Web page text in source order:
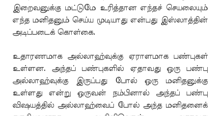
இறைவனுக்கு மட்டுமே உரித்தான எந்தச் செயலையும்
எந்த மனிதனும் செய்ய முடியாது என்பது இஸ்லாத்தின்
அடிப்படைக் கொள்கை.
உதாரணமாக அல்லாஹ்வுக்கு ஏராளமாக பண்புகள்
உள்ளன. அந்தப் பண்புகளில் ஏதாவது ஒரு பண்பு
அல்லாஹ்வுக்கு இருப்பது போல் ஒரு மனிதனுக்கு
உள்ளது என்று ஒருவன் நம்பினால் அந்தப் பண்பு
விஷயத்தில் அல்லாஹ்வைப் போல் அந்த மனிதனைக்